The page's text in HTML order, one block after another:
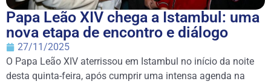
Papa Leão XIV chega a Istambul: uma
nova etapa de encontro e diálogo
27/11/2025
O Papa Leão XIV aterrissou em Istambul no início da noite
desta quinta-feira, após cumprir uma intensa agenda na